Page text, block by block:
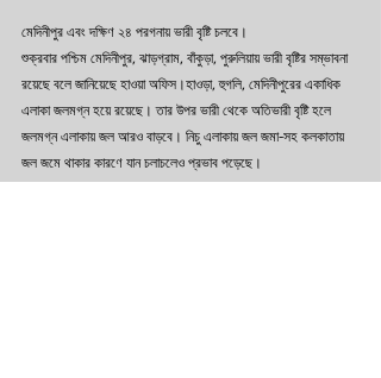
মেদিনীপুর এবং দক্ষিণ ২৪ পরগনায় ভারী বৃষ্টি চলবে।
শুক্রবার পশ্চিম মেদিনীপুর, ঝাড়গ্রাম, বাঁকুড়া, পুরুলিয়ায় ভারী বৃষ্টির সম্ভাবনা
রয়েছে বলে জানিয়েছে হাওয়া অফিস।হাওড়া, হুগলি, মেদিনীপুরের একাধিক
এলাকা জলমগ্ন হয়ে রয়েছে। তার উপর ভারী থেকে অতিভারী বৃষ্টি হলে
জলমগ্ন এলাকায় জল আরও বাড়বে। নিচু এলাকায় জল জমা-সহ কলকাতায়
জল জমে থাকার কারণে যান চলাচলেও প্রভাব পড়েছে।